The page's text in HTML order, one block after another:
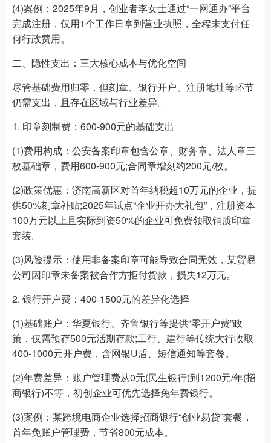
(4)案例：2025年9月，创业者李女士通过“一网通办”平台
完成注册，仅用1个工作日拿到营业执照，全程未支付任
何行政费用。
二、隐性支出：三大核心成本与优化空间
尽管基础费用归零，但刻章、银行开户、注册地址等环节
仍需支出，且存在区域与行业差异。
1. 印章刻制费：600-900元的基础支出
(1)费用构成：公安备案印章包含公章、财务章、法人章三
枚基础章，费用600-900元;合同章增刻约200元/枚。
(2)政策优惠：济南高新区对首年纳税超10万元的企业，提
供50%刻章补贴;2025年试点“企业开办大礼包”，注册资本
100万元以上且实际到资50%的企业可免费领取铜质印章
套装。
(3)风险提示：使用非备案印章可能导致合同无效，某贸易
公司因印章未备案被合作方拒付货款，损失12万元。
2. 银行开户费：400-1500元的差异化选择
(1)基础账户：华夏银行、齐鲁银行等提供“零开户费”政
策，仅需预存500元活期存款;工行、建行等传统大行收取
400-1000元开户费，含网银U盾、短信通知等套餐。
(2)年费差异：账户管理费从0元(民生银行)到1200元/年(招
商银行)不等，初创企业可优先选择免年费银行。
(3)案例：某跨境电商企业选择招商银行“创业易贷”套餐，
首年免账户管理费，节省800元成本。